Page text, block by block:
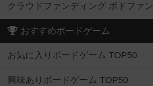
クラウドファンディング ボドファン
おすすめボードゲーム
お気に入りボードゲーム TOP50
興味ありボードゲーム TOP50